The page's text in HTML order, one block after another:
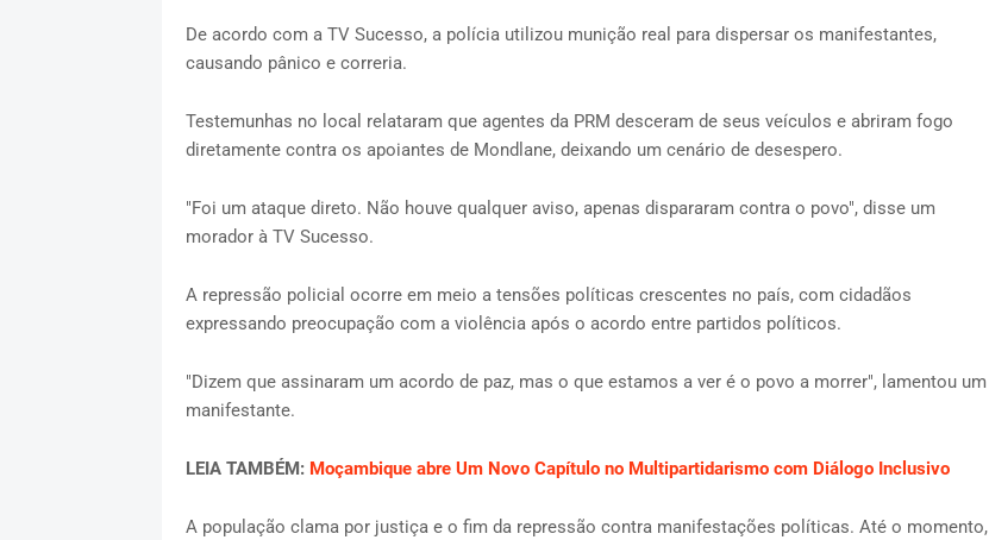
De acordo com a TV Sucesso, a polícia utilizou munição real para dispersar os manifestantes,
causando pânico e correria.
Testemunhas no local relataram que agentes da PRM desceram de seus veículos e abriram fogo
diretamente contra os apoiantes de Mondlane, deixando um cenário de desespero.
"Foi um ataque direto. Não houve qualquer aviso, apenas dispararam contra o povo", disse um
morador à TV Sucesso.
A repressão policial ocorre em meio a tensões políticas crescentes no país, com cidadãos
expressando preocupação com a violência após o acordo entre partidos políticos.
"Dizem que assinaram um acordo de paz, mas o que estamos a ver é o povo a morrer", lamentou um
manifestante.
LEIA TAMBÉM: Moçambique abre Um Novo Capítulo no Multipartidarismo com Diálogo Inclusivo
A população clama por justiça e o fim da repressão contra manifestações políticas. Até o momento,